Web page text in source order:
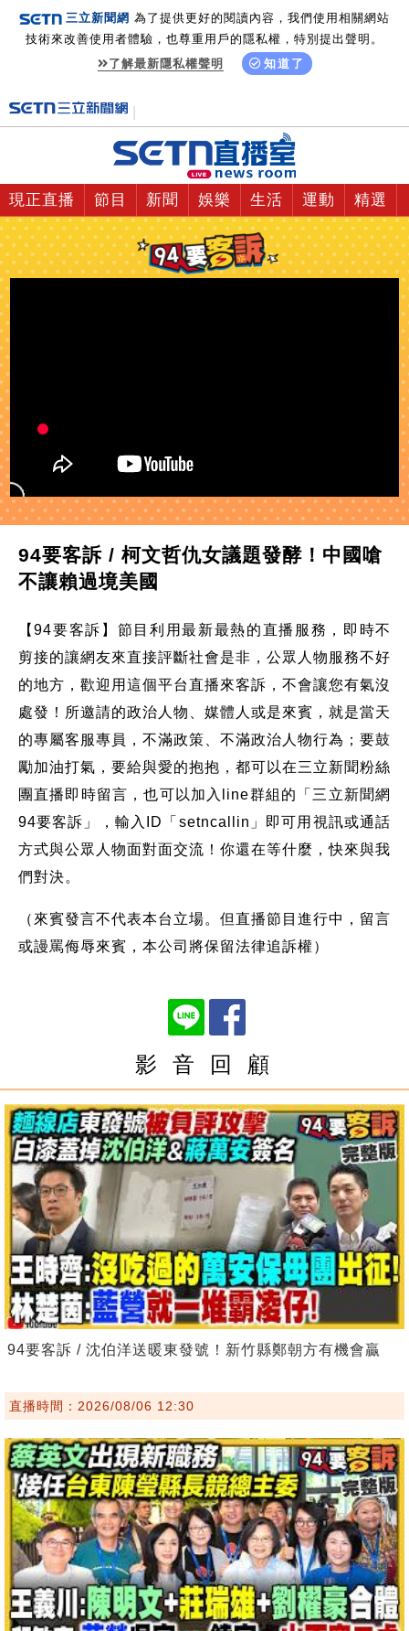
三立新聞網 為了提供更好的閱讀內容，我們使用相關網站
技術來改善使用者體驗，也尊重用戶的隱私權，特別提出聲明。
了解最新隱私權聲明
知道了
現正直播 節目 新聞 娛樂 生活 運動 精選
94要客訴 / 柯文哲仇女議題發酵！中國嗆
不讓賴過境美國
【94要客訴】節目利用最新最熱的直播服務，即時不
剪接的讓網友來直接評斷社會是非，公眾人物服務不好
的地方，歡迎用這個平台直播來客訴，不會讓您有氣沒
處發！所邀請的政治人物、媒體人或是來賓，就是當天
的專屬客服專員，不滿政策、不滿政治人物行為；要鼓
勵加油打氣，要給與愛的抱抱，都可以在三立新聞粉絲
團直播即時留言，也可以加入line群組的「三立新聞網
94要客訴」，輸入ID「setncallin」即可用視訊或通話
方式與公眾人物面對面交流！你還在等什麼，快來與我
們對決。
（來賓發言不代表本台立場。但直播節目進行中，留言
或謾罵侮辱來賓，本公司將保留法律追訴權）
影 音 回 顧
94要客訴 / 沈伯洋送暖東發號！新竹縣鄭朝方有機會贏
直播時間：2026/08/06 12:30